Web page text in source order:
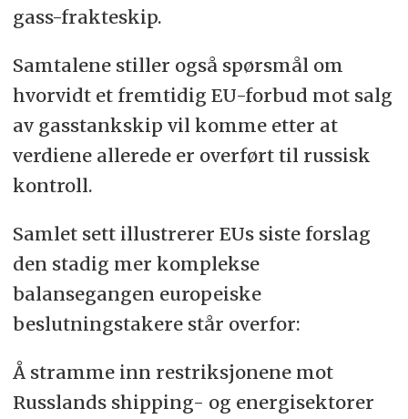
gass-frakteskip.
Samtalene stiller også spørsmål om
hvorvidt et fremtidig EU-forbud mot salg
av gasstankskip vil komme etter at
verdiene allerede er overført til russisk
kontroll.
Samlet sett illustrerer EUs siste forslag
den stadig mer komplekse
balansegangen europeiske
beslutningstakere står overfor:
Å stramme inn restriksjonene mot
Russlands shipping- og energisektorer